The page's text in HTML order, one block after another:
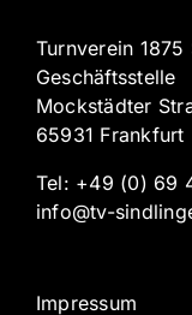
Turnverein 1875
Geschäftsstelle
Mockstädter
65931 Frankfurt
Tel: +49 (0) 69
info@tv-
Impressum